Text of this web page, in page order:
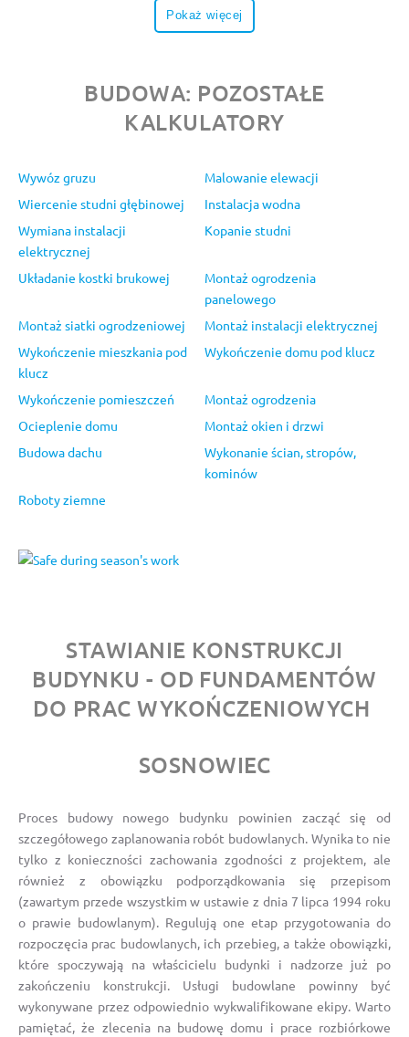
Pokaż więcej
BUDOWA: POZOSTAŁE
KALKULATORY
Wywóz gruzu
Malowanie elewacji
Wiercenie studni głębinowej
Instalacja wodna
Wymiana instalacji
elektrycznej
Kopanie studni
Układanie kostki brukowej
Montaż ogrodzenia
panelowego
Montaż siatki ogrodzeniowej
Montaż instalacji elektrycznej
Wykończenie mieszkania pod
klucz
Wykończenie domu pod klucz
Wykończenie pomieszczeń
Montaż ogrodzenia
Ocieplenie domu
Montaż okien i drzwi
Budowa dachu
Wykonanie ścian, stropów,
kominów
Roboty ziemne
STAWIANIE KONSTRUKCJI
BUDYNKU - OD FUNDAMENTÓW
DO PRAC WYKOŃCZENIOWYCH
SOSNOWIEC
Proces budowy nowego budynku powinien zacząć się od
szczegółowego zaplanowania robót budowlanych. Wynika to nie
tylko z konieczności zachowania zgodności z projektem, ale
również z obowiązku podporządkowania się przepisom
(zawartym przede wszystkim w ustawie z dnia 7 lipca 1994 roku
o prawie budowlanym). Regulują one etap przygotowania do
rozpoczęcia prac budowlanych, ich przebieg, a także obowiązki,
które spoczywają na właścicielu budynki i nadzorze już po
zakończeniu konstrukcji. Usługi budowlane powinny być
wykonywane przez odpowiednio wykwalifikowane ekipy. Warto
pamiętać, że zlecenia na budowę domu i prace rozbiórkowe